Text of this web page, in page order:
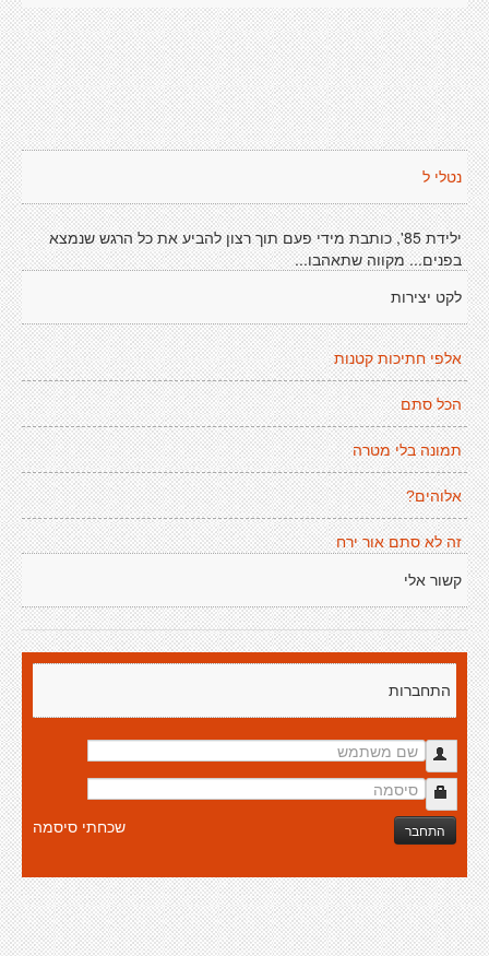
נטלי ל
ילידת 85', כותבת מידי פעם תוך רצון להביע את כל הרגש שנמצא
בפנים... מקווה שתאהבו...
לקט יצירות
אלפי חתיכות קטנות
הכל סתם
תמונה בלי מטרה
אלוהים?
זה לא סתם אור ירח
קשור אלי
התחברות
התחבר שכחתי סיסמה